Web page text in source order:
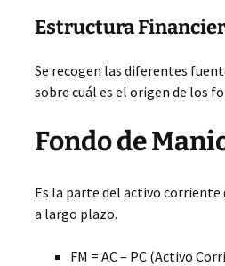
Estructura
Se recogen las diferentes
sobre cuál es el origen de los
Fondo de
Es la parte del activo
a largo plazo.
FM = AC – PC (Activo